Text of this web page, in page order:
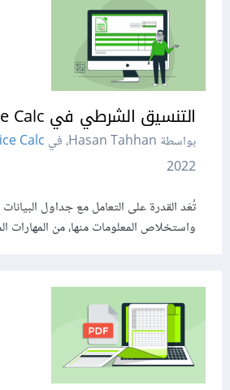
التنسيق الشرطي في LibreOffice Calc
بواسطة Hasan Tahhan، في Calc
2022
تُعَد القدرة على التعامل مع جداول
واستخلاص المعلومات منها، من المهارات